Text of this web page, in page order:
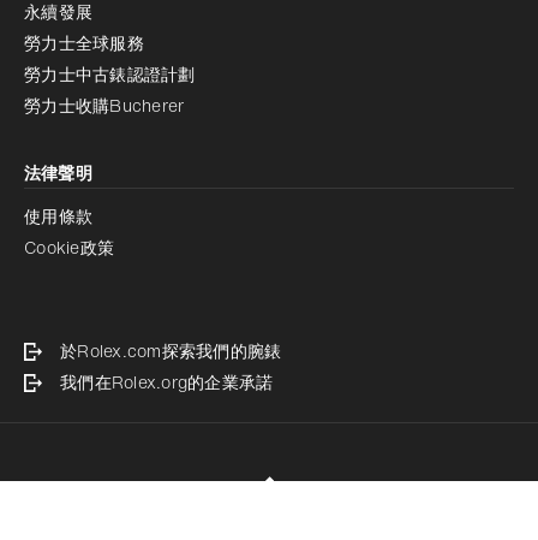
永續發展
勞力士全球服務
勞力士中古錶認證計劃
勞力士收購Bucherer
法律聲明
使用條款
Cookie政策
於Rolex.com探索我們的腕錶
我們在Rolex.org的企業承諾